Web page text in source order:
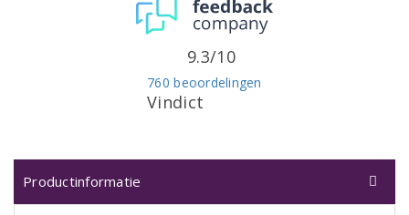
Vindict
760 beoordelingen
9.3/10
Productinformatie